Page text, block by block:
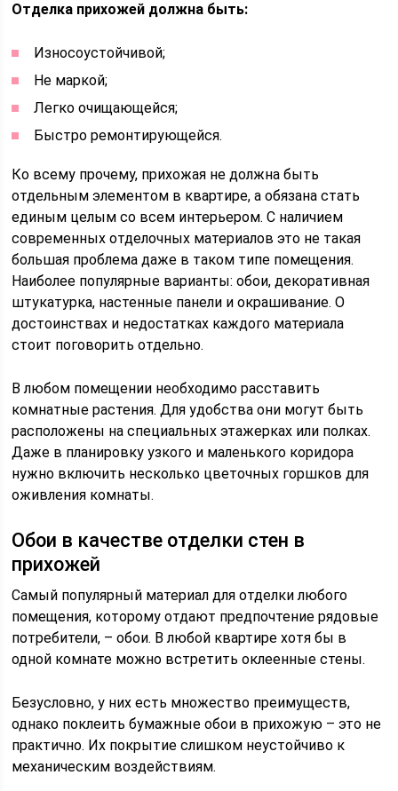
Отделка прихожей должна быть:
Износоустойчивой;
Не маркой;
Легко очищающейся;
Быстро ремонтирующейся.
Ко всему прочему, прихожая не должна быть
отдельным элементом в квартире, а обязана стать
единым целым со всем интерьером. С наличием
современных отделочных материалов это не такая
большая проблема даже в таком типе помещения.
Наиболее популярные варианты: обои, декоративная
штукатурка, настенные панели и окрашивание. О
достоинствах и недостатках каждого материала
стоит поговорить отдельно.
В любом помещении необходимо расставить
комнатные растения. Для удобства они могут быть
расположены на специальных этажерках или полках.
Даже в планировку узкого и маленького коридора
нужно включить несколько цветочных горшков для
оживления комнаты.
Обои в качестве отделки стен в
прихожей
Самый популярный материал для отделки любого
помещения, которому отдают предпочтение рядовые
потребители, – обои. В любой квартире хотя бы в
одной комнате можно встретить оклеенные стены.
Безусловно, у них есть множество преимуществ,
однако поклеить бумажные обои в прихожую – это не
практично. Их покрытие слишком неустойчиво к
механическим воздействиям.